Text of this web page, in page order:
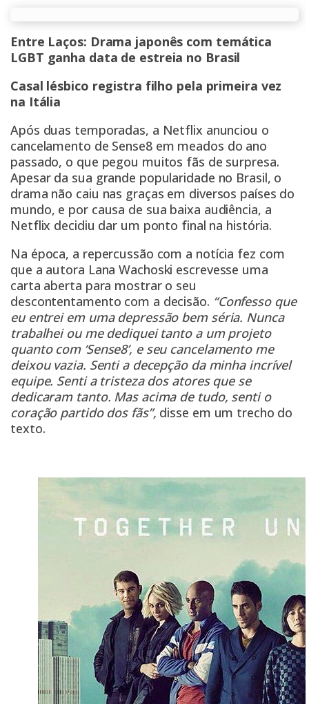
Entre Laços: Drama japonês com temática
LGBT ganha data de estreia no Brasil
Casal lésbico registra filho pela primeira vez
na Itália
Após duas temporadas, a Netflix anunciou o
cancelamento de Sense8 em meados do ano
passado, o que pegou muitos fãs de surpresa.
Apesar da sua grande popularidade no Brasil, o
drama não caiu nas graças em diversos países do
mundo, e por causa de sua baixa audiência, a
Netflix decidiu dar um ponto final na história.
Na época, a repercussão com a notícia fez com
que a autora Lana Wachoski escrevesse uma
carta aberta para mostrar o seu
descontentamento com a decisão. “Confesso que
eu entrei em uma depressão bem séria. Nunca
trabalhei ou me dediquei tanto a um projeto
quanto com ‘Sense8’, e seu cancelamento me
deixou vazia. Senti a decepção da minha incrível
equipe. Senti a tristeza dos atores que se
dedicaram tanto. Mas acima de tudo, senti o
coração partido dos fãs”, disse em um trecho do
texto.